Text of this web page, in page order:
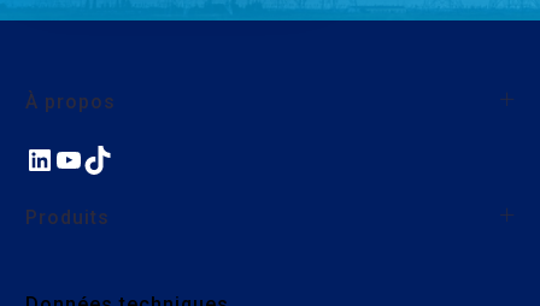
À propos
À propos de SAB France
Nos actions environnementales et sociales
LinkedIn
YouTube
TikTok
Produits